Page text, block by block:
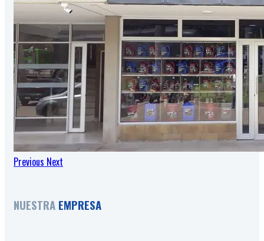
Previous Next
NUESTRA EMPRESA